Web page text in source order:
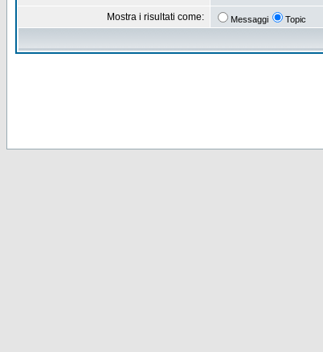
Mostra i risultati come: Messaggi Topic